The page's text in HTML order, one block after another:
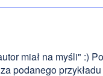
miał na myśli" :)
podanego